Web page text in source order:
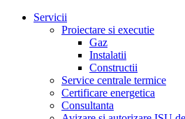
Servicii
Proiectare si executie
Gaz
Instalatii
Constructii
Service centrale termice
Certificare energetica
Consultanta